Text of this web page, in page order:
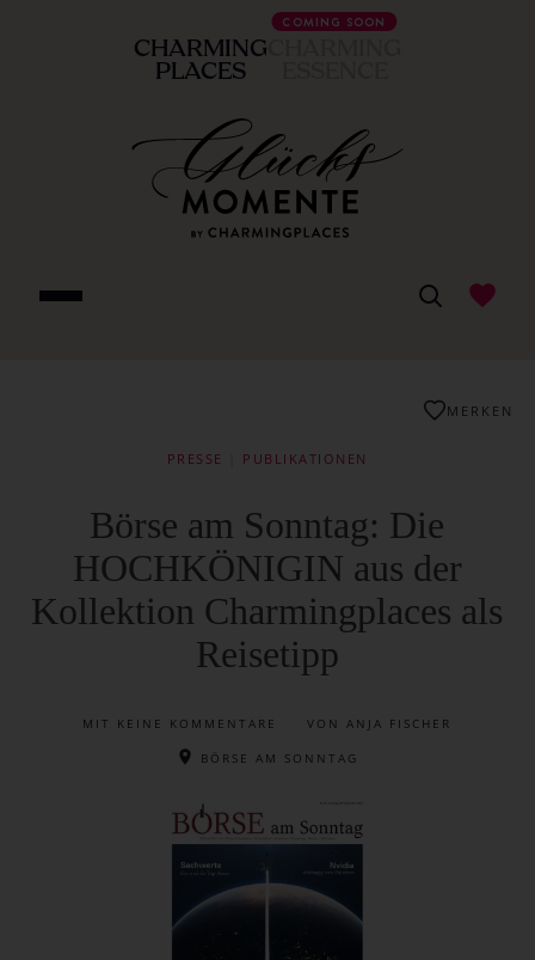
CHARMING
PLACES
COMING SOON
PRESSE PUBLIKATIONEN
Börse am Sonntag: Die
HOCHKÖNIGIN aus der
Kollektion Charmingplaces als
Reisetipp
MIT KEINE KOMMENTARE VON ANJA FISCHER
BÖRSE AM SONNTAG
MERKEN